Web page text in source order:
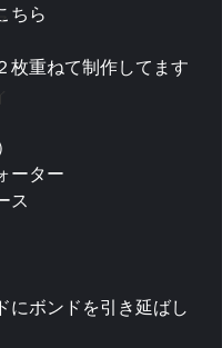
ちら
枚重ねて制作してます
ーター
ス
ボンドを引き延ばし